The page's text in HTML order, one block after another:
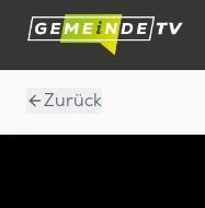
Zurück